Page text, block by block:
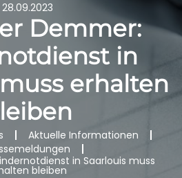
28.09.2023
Demmer:
in
erhalten
Aktuelle Informationen
in Saarlouis muss
bleiben